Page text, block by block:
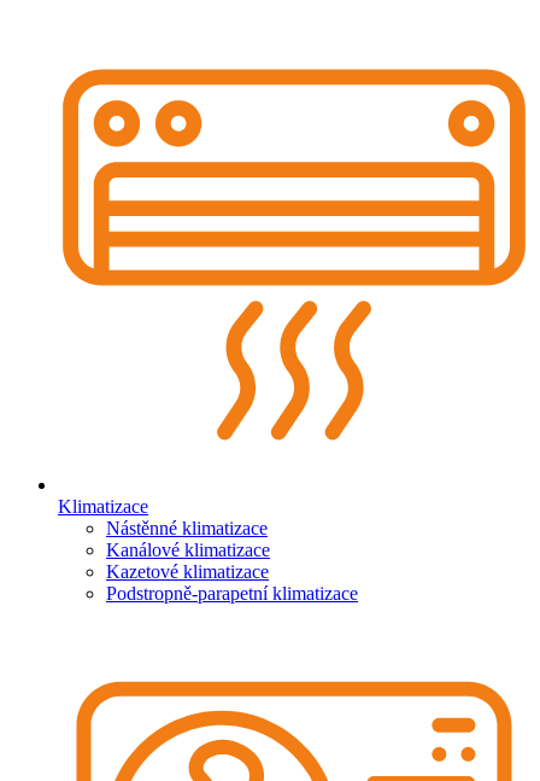
Klimatizace
Nástěnné klimatizace
Kanálové klimatizace
Kazetové klimatizace
Podstropně-parapetní klimatizace